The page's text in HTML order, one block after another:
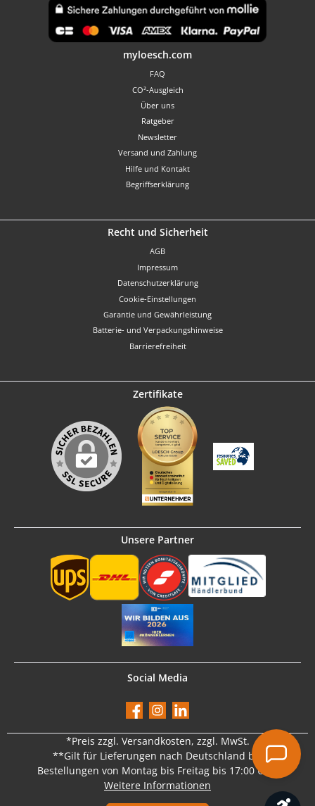
myloesch.com
FAQ
CO²-Ausgleich
Über uns
Ratgeber
Newsletter
Versand und Zahlung
Hilfe und Kontakt
Begriffserklärung
Recht und Sicherheit
AGB
Impressum
Datenschutzerklärung
Cookie-Einstellungen
Garantie und Gewährleistung
Batterie- und Verpackungshinweise
Barrierefreiheit
Zertifikate
Unsere Partner
Social Media
FacebookInstagramLinkedIn
*Preis zzgl. Versandkosten, zzgl. MwSt.
**Gilt für Lieferungen nach Deutschland bei
Bestellungen von Montag bis Freitag bis 17:00 Uhr.
Weitere Informationen